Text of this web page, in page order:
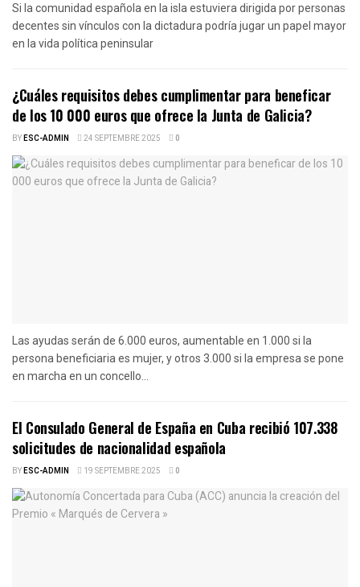
Si la comunidad española en la isla estuviera dirigida por personas
decentes sin vínculos con la dictadura podría jugar un papel mayor
en la vida política peninsular
¿Cuáles requisitos debes cumplimentar para beneficar
de los 10 000 euros que ofrece la Junta de Galicia?
BYESC-ADMIN 24 SEPTEMBRE 2025 0
Las ayudas serán de 6.000 euros, aumentable en 1.000 si la
persona beneficiaria es mujer, y otros 3.000 si la empresa se pone
en marcha en un concello...
El Consulado General de España en Cuba recibió 107.338
solicitudes de nacionalidad española
BYESC-ADMIN 19 SEPTEMBRE 2025 0